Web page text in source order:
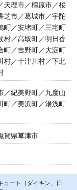
天理市／橿原市／桜
芝市／葛城市／宇陀
町／安堵町／三宅町
村／高取町／明日香
町／吉野町／大淀町
村／十津川村／下北
／紀美野町／九度山
町／美浜町／湯浅町
賀県草津市
ュート（ダイキン、日